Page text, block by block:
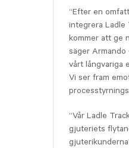
“Efter en
integrera Ladle
kommer att ge
säger Armando
vårt långvariga
Vi ser fram
“Vår Ladle
gjuteriets